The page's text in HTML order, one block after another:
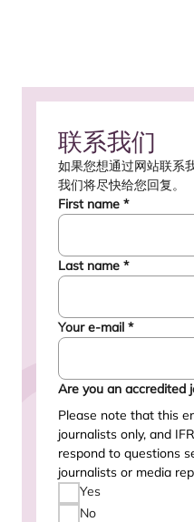
联系我们
如果您想通过网站联系
我们将尽快给您回复。
First name *
Last name *
Your e-mail *
Are you an accredited
Please note that this
journalists only, and
respond to questions
journalists or media
Yes
No